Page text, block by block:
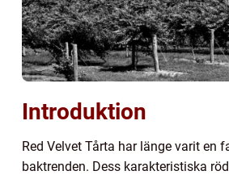
Introduktion
Red Velvet Tårta har länge varit en
baktrenden. Dess karakteristiska